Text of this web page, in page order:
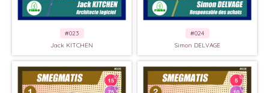
#023
Jack KITCHEN
#024
Simon DELVAGE